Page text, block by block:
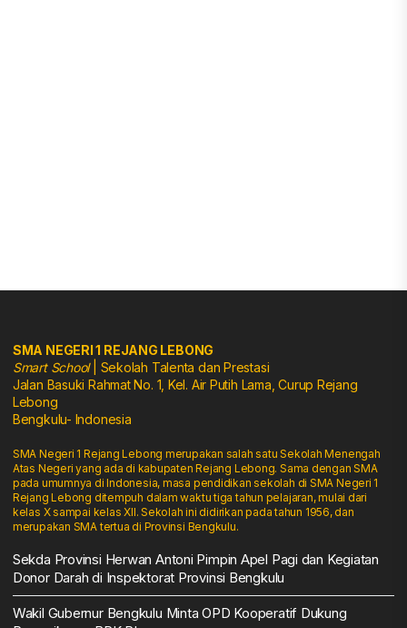
SMA NEGERI 1 REJANG LEBONG
Smart School| Sekolah Talenta dan Prestasi
Jalan Basuki Rahmat No. 1, Kel. Air Putih Lama, Curup Rejang
Lebong
Bengkulu- Indonesia
SMA Negeri 1 Rejang Lebong merupakan salah satu Sekolah Menengah
Atas Negeri yang ada di kabupaten Rejang Lebong. Sama dengan SMA
pada umumnya di Indonesia, masa pendidikan sekolah di SMA Negeri 1
Rejang Lebong ditempuh dalam waktu tiga tahun pelajaran, mulai dari
kelas X sampai kelas XII. Sekolah ini didirikan pada tahun 1956, dan
merupakan SMA tertua di Provinsi Bengkulu.
Sekda Provinsi Herwan Antoni Pimpin Apel Pagi dan Kegiatan
Donor Darah di Inspektorat Provinsi Bengkulu
Wakil Gubernur Bengkulu Minta OPD Kooperatif Dukung